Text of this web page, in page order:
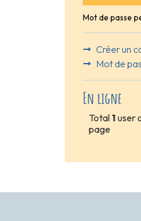
Mot de passe
Créer un
Mot de
En ligne
Total 1 user
page